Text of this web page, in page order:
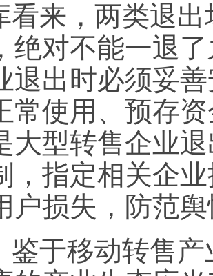
看来，两类退
绝对不能一退
退出时必须妥
常使用、预存
大型转售企业
，指定相关企
户损失，防范
鉴于移动转售